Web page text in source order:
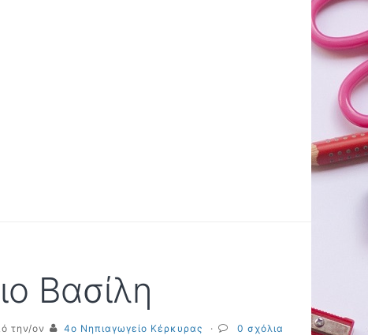
Βασίλη
την/ον 4o Νηπιαγωγείο Κέρκυρας · 0 σχόλια